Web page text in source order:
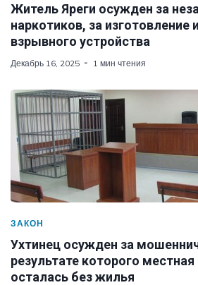
Житель Яреги осужден за
наркотиков, за изготовление
взрывного устройства
Декабрь 16, 2025 1 мин чтения
ЗАКОН
Ухтинец осужден за
результате которого
осталась без жилья